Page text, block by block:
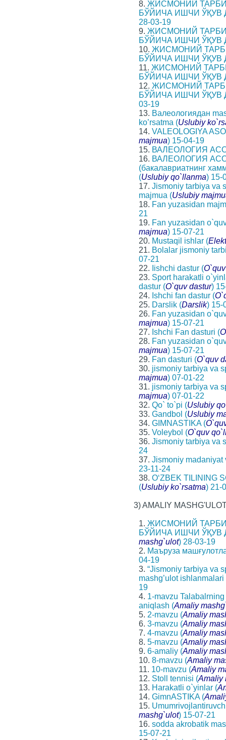
8. ЖИСМОНИЙ
БЎЙИЧА ИШЧИ ЎҚУВ
28-03-19
9. ЖИСМОНИЙ
БЎЙИЧА ИШЧИ ЎҚУВ
10. ЖИСМОНИЙ
БЎЙИЧА ИШЧИ ЎҚУВ
11. ЖИСМОНИЙ
БЎЙИЧА ИШЧИ ЎҚУВ
12. ЖИСМОНИЙ
БЎЙИЧА ИШЧИ ЎҚУВ
03-19
13. Валеологиядан
ko’rsatma (Uslubiy
14. VALEOLOGIYA
majmua) 15-04-19
15. ВАЛЕОЛОГИЯ
16. ВАЛЕОЛОГИЯ
(бакалавриатнинг
(Uslubiy qo`llanma) 15-
17. Jismoniy tarbiya va
majmua (Uslubiy
18. Fan yuzasidan
21
19. Fan yuzasidan
majmua) 15-07-21
20. Mustaqil ishlar (
21. Bolalar jismoniy
07-21
22. Iishchi dastur (
23. Sport harakatli
dastur (O`quv dastur)
24. Ishchi fan dastur (
25. Darslik (Darslik) 15-
26. Fan yuzasidan
majmua) 15-07-21
27. Ishchi Fan dasturi (
28. Fan yuzasidan
majmua) 15-07-21
29. Fan dasturi (O`quv
30. jismoniy tarbiya va
majmua) 07-01-22
31. jismoniy tarbiya va
majmua) 07-01-22
32. Qo` to`pi (Uslubiy
33. Gandbol (Uslubiy
34. GIMNASTIKA (
35. Voleybol (O`quv
36. Jismoniy tarbiya va
24
37. Jismoniy madaniyat
23-11-24
38. O‘ZBEK TILINING
(Uslubiy ko`rsatma) 21-
3) AMALIY
1. ЖИСМОНИЙ
БЎЙИЧА ИШЧИ ЎҚУВ
mashg`ulot) 28-03-19
2. Маъруза
04-19
3. “Jismoniy tarbiya va
mashg’ulot ishlanmalari
19
4. 1-mavzu
aniqlash (Amaliy
5. 2-mavzu (Amaliy
6. 3-mavzu (Amaliy
7. 4-mavzu (Amaliy
8. 5-mavzu (Amaliy
9. 6-amaliy (Amaliy
10. 8-mavzu (Amaliy
11. 10-mavzu (Amaliy
12. Stoll tennisi (Amaliy
13. Harakatli o`yinlar (
14. GimnASTIKA (
15.
mashg`ulot) 15-07-21
16. sodda akrobatik
15-07-21